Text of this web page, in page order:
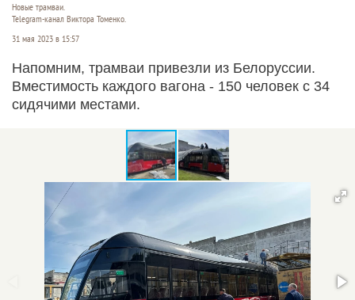
Новые трамваи.
Telegram-канал Виктора Томенко.
31 мая 2023 в 15:57
Напомним, трамваи привезли из Белоруссии.
Вместимость каждого вагона - 150 человек с 34
сидячими местами.